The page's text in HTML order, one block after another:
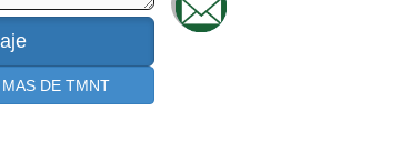
MAS DE TMNT